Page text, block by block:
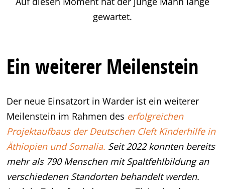
gewartet.
Ein weiterer Meilenstein
Der neue Einsatzort in Warder ist ein weiterer
Meilenstein im Rahmen des erfolgreichen
Projektaufbaus der Deutschen Cleft Kinderhilfe in
Äthiopien und Somalia. Seit 2022 konnten bereits
mehr als 790 Menschen mit Spaltfehlbildung an
verschiedenen Standorten behandelt werden.